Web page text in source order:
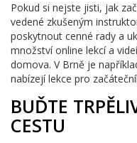
Pokud si nejste jisti, jak
vedené zkušeným
poskytnout cenné rady a
množství online lekcí a
domova. V Brně je
nabízejí lekce pro
BUĎTE
CESTU